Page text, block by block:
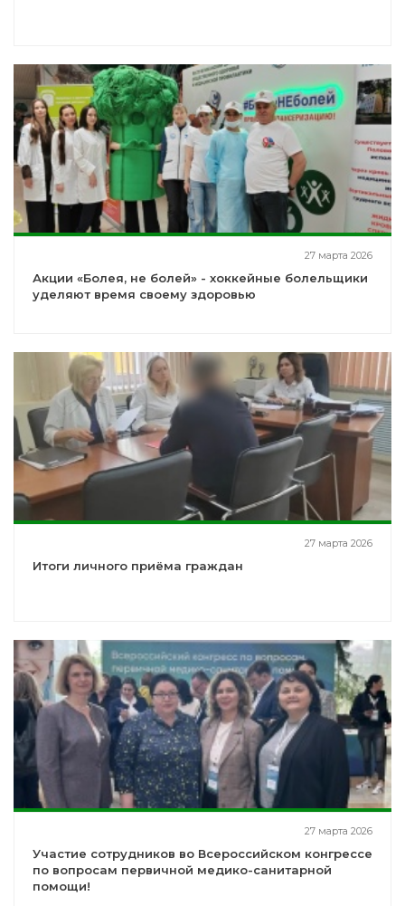
27 марта 2026
Акции «Болея, не болей» - хоккейные болельщики
уделяют время своему здоровью
27 марта 2026
Итоги личного приёма граждан
27 марта 2026
Участие сотрудников во Всероссийском конгрессе
по вопросам первичной медико-санитарной
помощи!